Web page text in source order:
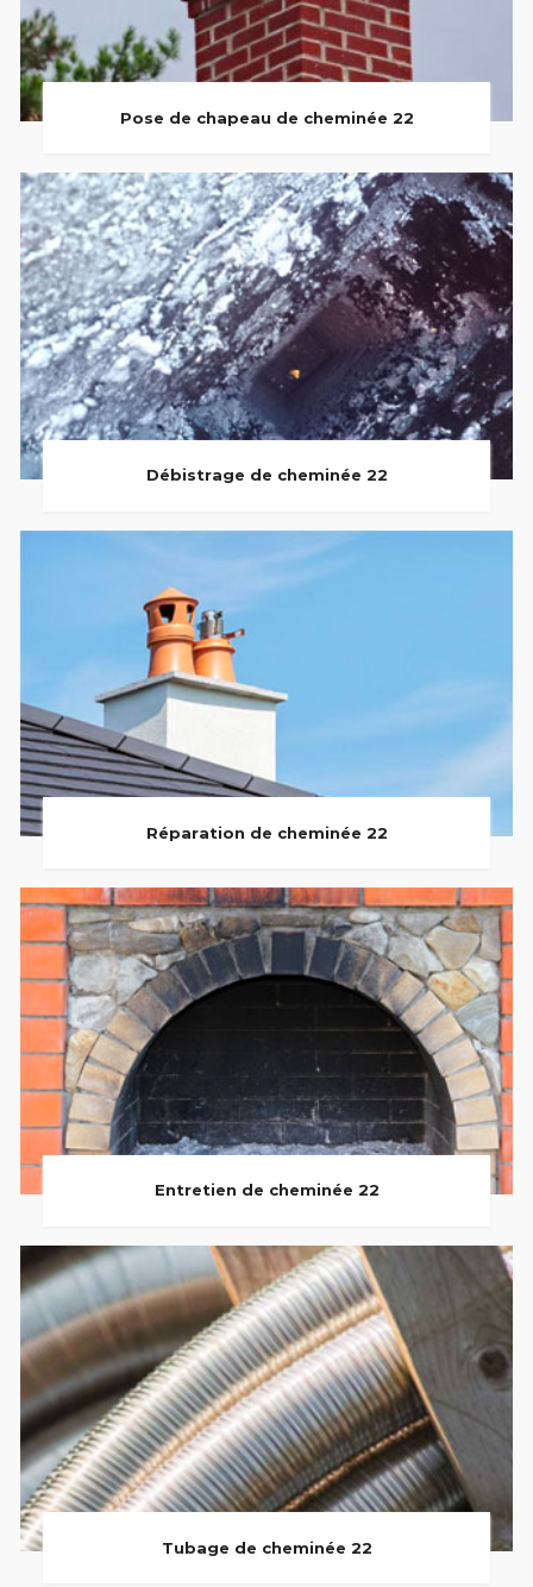
Pose de chapeau de cheminée 22
Débistrage de cheminée 22
Réparation de cheminée 22
Entretien de cheminée 22
Tubage de cheminée 22